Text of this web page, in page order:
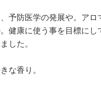
予防医学の発展や。アロ
健康に使う事を目標にし
した。
な香り。